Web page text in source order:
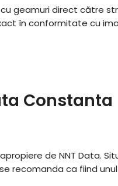
geamuri direct către
în conformitate cu
Constanta
de NNT Data.
recomanda ca fiind